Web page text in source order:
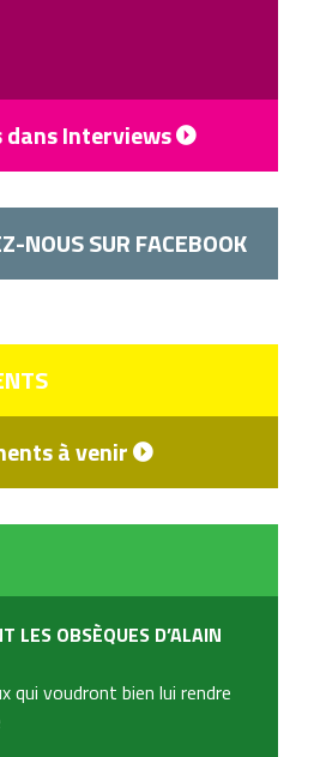
Interviews
NOUS SUR FACEBOOK
à venir
LES OBSÈQUES D’ALAIN
qui voudront bien lui rendre